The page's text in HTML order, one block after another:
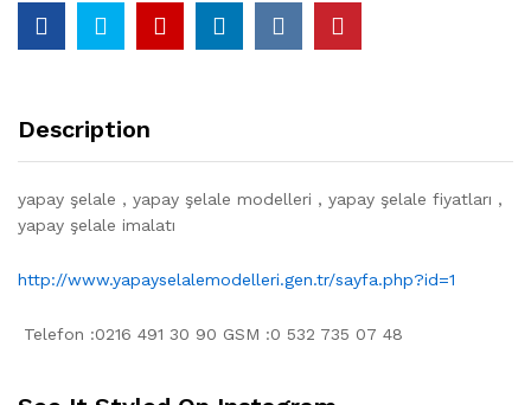
Description
yapay şelale , yapay şelale modelleri , yapay şelale fiyatları ,
yapay şelale imalatı
http://www.yapayselalemodelleri.gen.tr/sayfa.php?id=1
​ Telefon :0216 491 30 90 GSM :0 532 735 07 48